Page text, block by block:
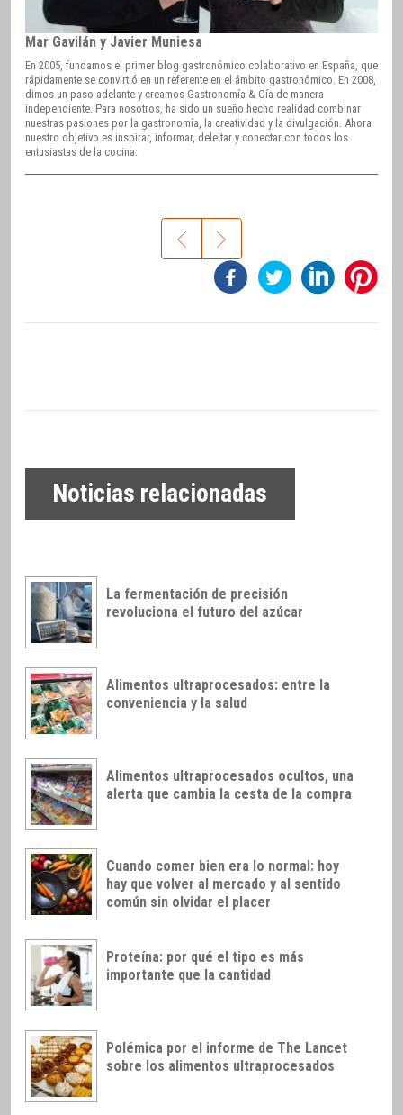
Mar Gavilán y Javier Muniesa
En 2005, fundamos el primer blog gastronómico colaborativo en España, que
rápidamente se convirtió en un referente en el ámbito gastronómico. En 2008,
dimos un paso adelante y creamos Gastronomía & Cía de manera
independiente. Para nosotros, ha sido un sueño hecho realidad combinar
nuestras pasiones por la gastronomía, la creatividad y la divulgación. Ahora
nuestro objetivo es inspirar, informar, deleitar y conectar con todos los
entusiastas de la cocina.
Noticias relacionadas
La fermentación de precisión
revoluciona el futuro del azúcar
Alimentos ultraprocesados: entre la
conveniencia y la salud
Alimentos ultraprocesados ocultos, una
alerta que cambia la cesta de la compra
Cuando comer bien era lo normal: hoy
hay que volver al mercado y al sentido
común sin olvidar el placer
Proteína: por qué el tipo es más
importante que la cantidad
Polémica por el informe de The Lancet
sobre los alimentos ultraprocesados